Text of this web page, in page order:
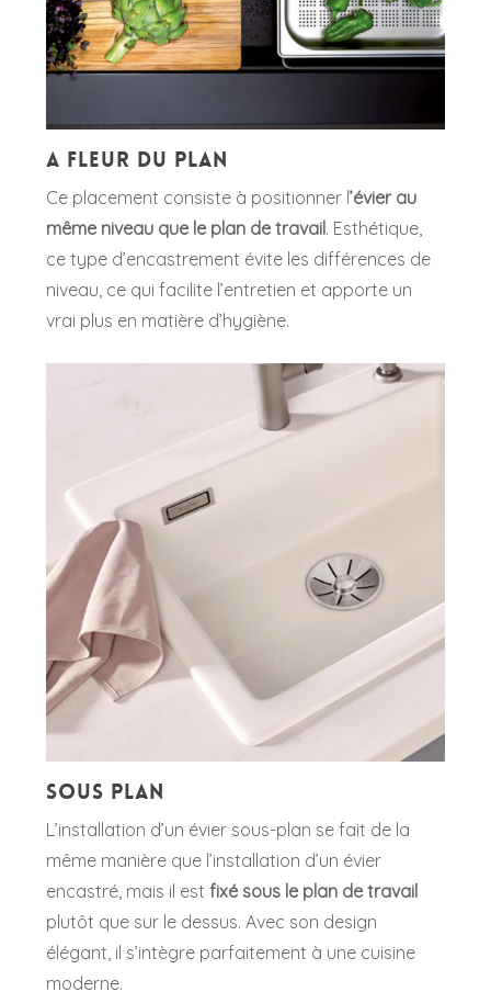
A fleur du plan
Ce placement consiste à positionner l’évier au
même niveau que le plan de travail. Esthétique,
ce type d’encastrement évite les différences de
niveau, ce qui facilite l’entretien et apporte un
vrai plus en matière d’hygiène.
Sous plan
L’installation d’un évier sous-plan se fait de la
même manière que l’installation d’un évier
encastré, mais il estfixé sous le plan de travail
plutôt que sur le dessus. Avec son design
élégant, il s’intègre parfaitement à une cuisine
moderne.